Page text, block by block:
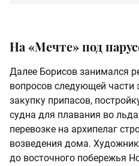
На «Мечте» под
Далее Борисов занимался
вопросов следующей части
закупку припасов,
судна для плавания во
перевозке на архипелаг
возведения дома.
до восточного побережья